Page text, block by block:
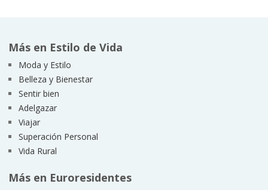
Más en Estilo de Vida
Moda y Estilo
Belleza y Bienestar
Sentir bien
Adelgazar
Viajar
Superación Personal
Vida Rural
Más en Euroresidentes